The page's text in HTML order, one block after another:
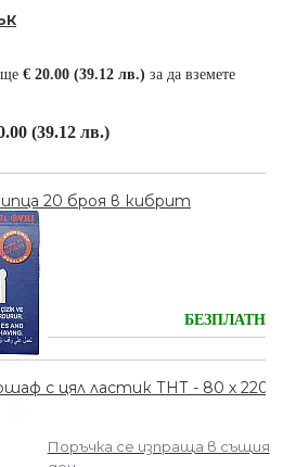
€ 20.00 (39.12 лв.) за да вземете
(39.12 лв.)
20 броя в кибрит
БЕЗПЛАТНО
с цял ластик ТНТ - 80 х 220
Поръчка се изпраща в същия